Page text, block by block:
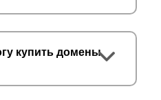
купить домены